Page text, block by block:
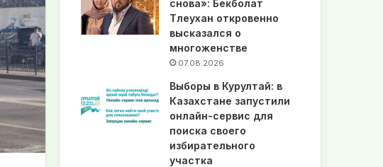
снова»: Бекболат
Тлеухан откровенно
высказался о
многоженстве
07.08.2026
Выборы в Курултай: в
Казахстане запустили
онлайн-сервис для
поиска своего
избирательного
участка